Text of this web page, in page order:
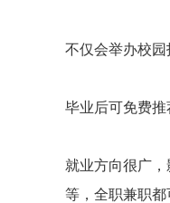
不仅会举办校园
毕业后可免费推
就业方向很广
等，全职兼职都